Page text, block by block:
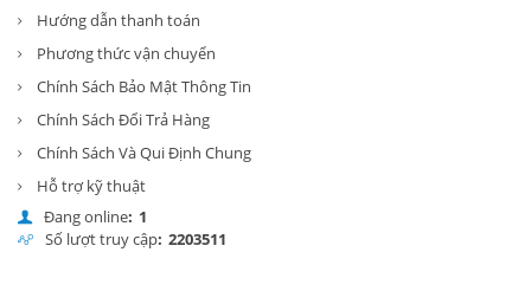
Hướng dẫn thanh toán
Phương thức vận chuyển
Chính Sách Bảo Mật Thông Tin
Chính Sách Đổi Trả Hàng
Chính Sách Và Qui Định Chung
Hỗ trợ kỹ thuật
Đang online: 1
Số lượt truy cập: 2203511